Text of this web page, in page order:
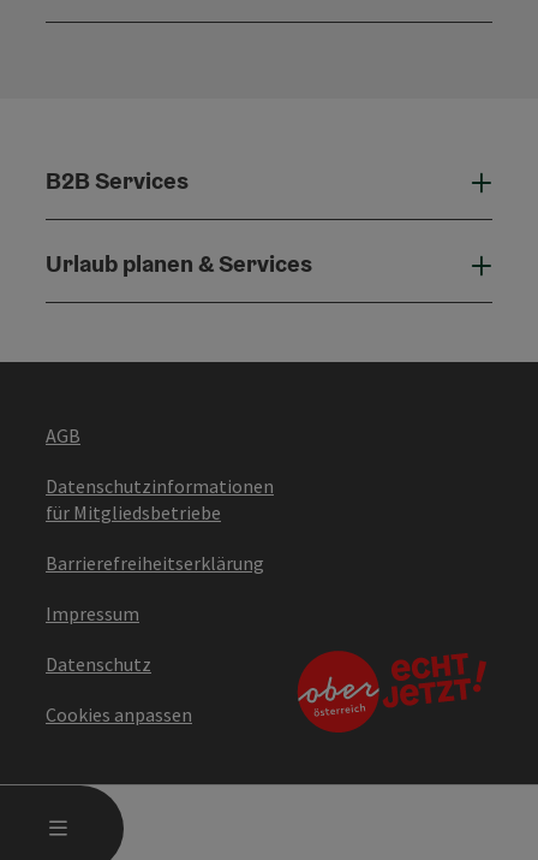
MENÜ
B2B Services
Urlaub planen & Services
AGB
Datenschutzinformationen
für Mitgliedsbetriebe
Barrierefreiheitserklärung
Impressum
Datenschutz
Cookies anpassen